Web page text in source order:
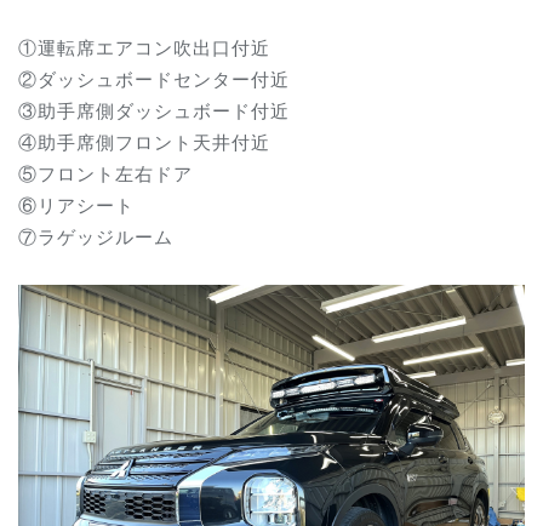
①運転席エアコン吹出口付近
②ダッシュボードセンター付近
③助手席側ダッシュボード付近
④助手席側フロント天井付近
⑤フロント左右ドア
⑥リアシート
⑦ラゲッジルーム